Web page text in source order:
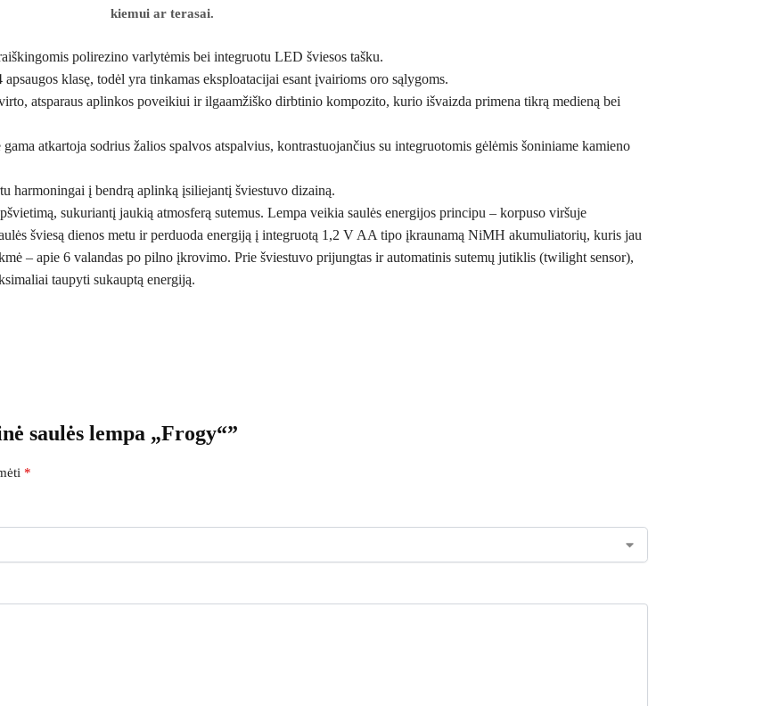
kiemui ar terasai.
polirezino varlytėmis bei integruotu LED šviesos tašku.
klasę, todėl yra tinkamas eksploatacijai esant įvairioms oro sąlygoms.
atsparaus aplinkos poveikiui ir ilgaamžiško dirbtinio kompozito, kurio išvaizda primena tikrą medieną bei
atkartoja sodrius žalios spalvos atspalvius, kontrastuojančius su integruotomis gėlėmis šoniniame kamieno
harmoningai į bendrą aplinką įsiliejantį šviestuvo dizainą.
sukuriantį jaukią atmosferą sutemus. Lempa veikia saulės energijos principu – korpuso viršuje
šviesą dienos metu ir perduoda energiją į integruotą 1,2 V AA tipo įkraunamą NiMH akumuliatorių, kuris jau
– apie 6 valandas po pilno įkrovimo. Prie šviestuvo prijungtas ir automatinis sutemų jutiklis (twilight sensor),
taupyti sukauptą energiją.
saulės lempa „Frogy“”
*